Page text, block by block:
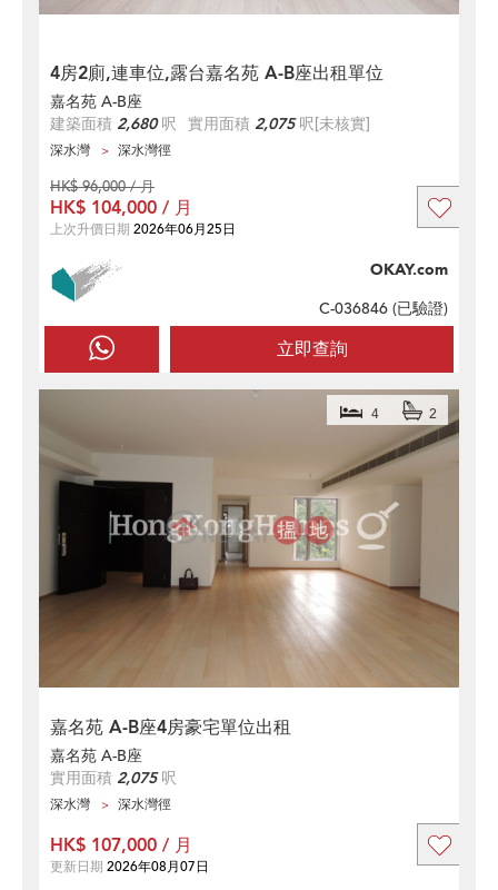
4房2廁,連車位,露台嘉名苑 A-B座出租單位
嘉名苑 A-B座
建築面積 2,680呎 實用面積 2,075呎[未核實]
深水灣 深水灣徑
立即查詢
OKAY.com
C-036846 (已驗證)
HK$ 96,000 / 月
HK$ 104,000 / 月
上次升價日期 2026年06月25日
嘉名苑 A-B座4房豪宅單位出租
4 2
嘉名苑 A-B座
實用面積 2,075呎
深水灣 深水灣徑
HK$ 107,000 / 月
更新日期 2026年08月07日